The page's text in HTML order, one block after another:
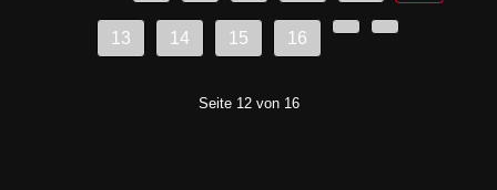
13 14 15 16
Seite 12 von 16